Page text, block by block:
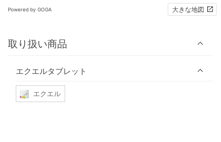
Powered by GOGA 大きな地図
取り扱い商品
エクエルタブレット
エクエル